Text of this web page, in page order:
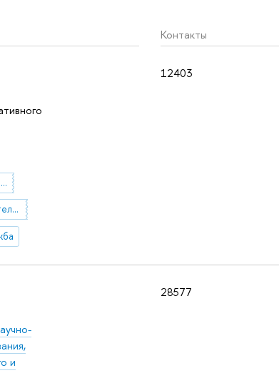
Контакты
12403
цифровая трансформация в государственном управлении
разрешительная деятельность
28577
и